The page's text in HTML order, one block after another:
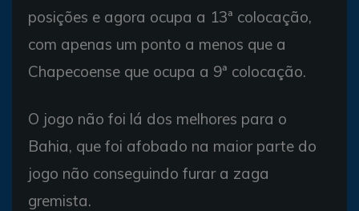
posições e agora ocupa a 13ª colocação,
com apenas um ponto a menos que a
Chapecoense que ocupa a 9ª colocação.
O jogo não foi lá dos melhores para o
Bahia, que foi afobado na maior parte do
jogo não conseguindo furar a zaga
gremista.